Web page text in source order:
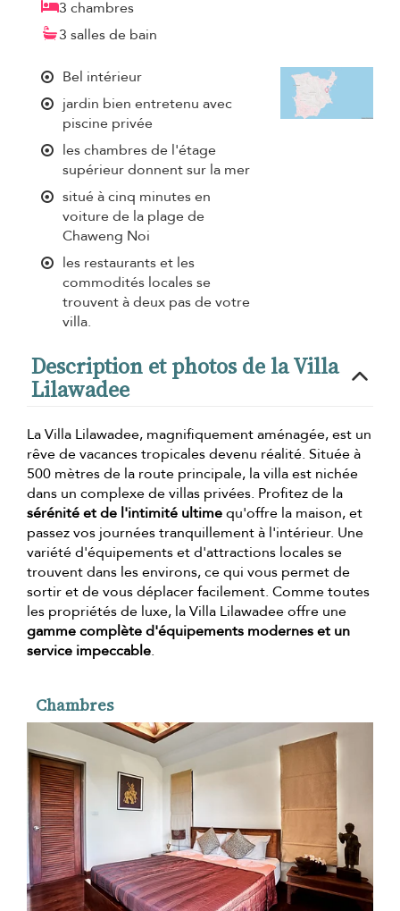
3 chambres
3 salles de bain
Bel intérieur
jardin bien entretenu avec
piscine privée
les chambres de l'étage
supérieur donnent sur la mer
situé à cinq minutes en
voiture de la plage de
Chaweng Noi
les restaurants et les
commodités locales se
trouvent à deux pas de votre
villa.
Description et photos de la Villa
Lilawadee
La Villa Lilawadee, magnifiquement aménagée, est un
rêve de vacances tropicales devenu réalité. Située à
500 mètres de la route principale, la villa est nichée
dans un complexe de villas privées. Profitez de la
sérénité et de l'intimité ultimequ'offre la maison, et
passez vos journées tranquillement à l'intérieur. Une
variété d'équipements et d'attractions locales se
trouvent dans les environs, ce qui vous permet de
sortir et de vous déplacer facilement. Comme toutes
les propriétés de luxe, la Villa Lilawadee offre une
gamme complète d'équipements modernes et un
service impeccable.
Chambres